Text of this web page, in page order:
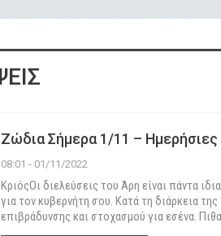
Ζώδια Σήμερα 1/11 –
08:01 - 01/11/2022
ΚριόςΟι διελεύσεις του Άρη είναι πάντα
για τον κυβερνήτη σου. Κατά τη διάρκεια
επιβράδυνσης και στοχασμού για εσένα.